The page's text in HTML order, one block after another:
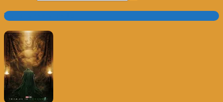
Trailer e Poster do Dia